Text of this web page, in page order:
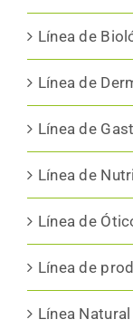
Línea de
Línea de
Línea de
Línea de
Línea de
Línea de
Línea